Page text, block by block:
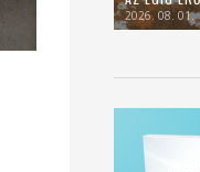
2026. 08. 01.